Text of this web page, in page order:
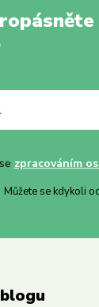
zpracováním
Můžete se kdykoli